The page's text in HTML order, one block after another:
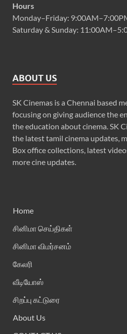
Hours
Monday–Friday:
Saturday & Sunday:
ABOUT US
SK Cinemas is a Chennai based
focusing on giving audience the
the education about cinema. SK
the latest tamil cinema updates,
Box office collections, latest
more cine updates.
Home
சினிமா செய்திகள்
சினிமா விமர்சனம்
கேலரி
வீடியோஸ்
சிறப்பு கட்டுரை
About Us